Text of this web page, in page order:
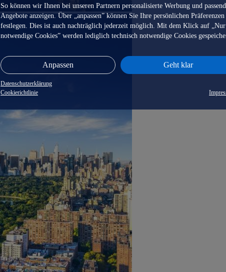
So können wir Ihnen bei unseren Partnern personalisierte Werbung und
Angebote anzeigen. Über „anpassen” können Sie Ihre persönlichen Präferenzen
festlegen. Dies ist auch nachträglich jederzeit möglich. Mit dem Klick auf „Nur
notwendige Cookies” werden lediglich technisch notwendige Cookies
Anpassen Geht klar
Datenschutzerklärung
Cookierichtlinie